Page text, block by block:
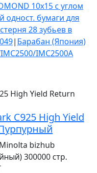
10x15 с углом
одност. бумаги для
28 зубьев в
| Барабан (Япония)
IMC2500A
C925 High Yield